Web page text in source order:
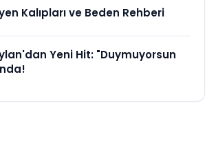
Kalıpları ve Beden Rehberi
Yeni Hit: "Duymuyorsun